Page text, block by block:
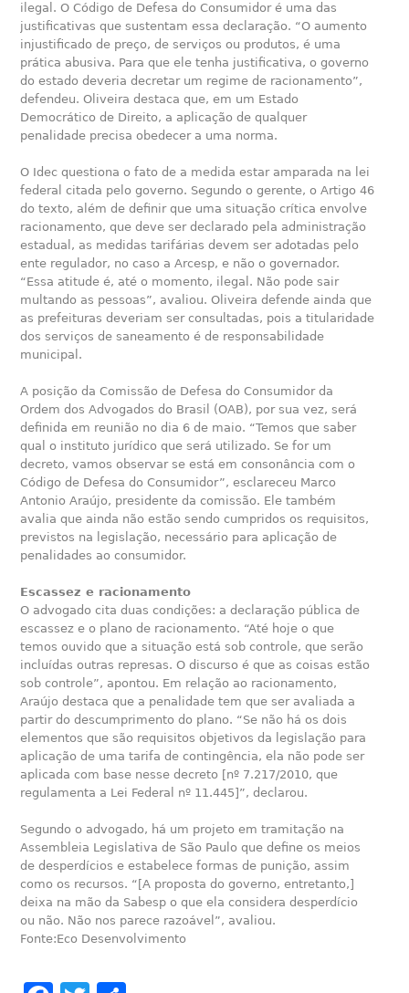
ilegal. O Código de Defesa do Consumidor é uma das
justificativas que sustentam essa declaração. “O aumento
injustificado de preço, de serviços ou produtos, é uma
prática abusiva. Para que ele tenha justificativa, o governo
do estado deveria decretar um regime de racionamento”,
defendeu. Oliveira destaca que, em um Estado
Democrático de Direito, a aplicação de qualquer
penalidade precisa obedecer a uma norma.
O Idec questiona o fato de a medida estar amparada na lei
federal citada pelo governo. Segundo o gerente, o Artigo 46
do texto, além de definir que uma situação crítica envolve
racionamento, que deve ser declarado pela administração
estadual, as medidas tarifárias devem ser adotadas pelo
ente regulador, no caso a Arcesp, e não o governador.
“Essa atitude é, até o momento, ilegal. Não pode sair
multando as pessoas”, avaliou. Oliveira defende ainda que
as prefeituras deveriam ser consultadas, pois a titularidade
dos serviços de saneamento é de responsabilidade
municipal.
A posição da Comissão de Defesa do Consumidor da
Ordem dos Advogados do Brasil (OAB), por sua vez, será
definida em reunião no dia 6 de maio. “Temos que saber
qual o instituto jurídico que será utilizado. Se for um
decreto, vamos observar se está em consonância com o
Código de Defesa do Consumidor”, esclareceu Marco
Antonio Araújo, presidente da comissão. Ele também
avalia que ainda não estão sendo cumpridos os requisitos,
previstos na legislação, necessário para aplicação de
penalidades ao consumidor.
Escassez e racionamento
O advogado cita duas condições: a declaração pública de
escassez e o plano de racionamento. “Até hoje o que
temos ouvido que a situação está sob controle, que serão
incluídas outras represas. O discurso é que as coisas estão
sob controle”, apontou. Em relação ao racionamento,
Araújo destaca que a penalidade tem que ser avaliada a
partir do descumprimento do plano. “Se não há os dois
elementos que são requisitos objetivos da legislação para
aplicação de uma tarifa de contingência, ela não pode ser
aplicada com base nesse decreto [nº 7.217/2010, que
regulamenta a Lei Federal nº 11.445]”, declarou.
Segundo o advogado, há um projeto em tramitação na
Assembleia Legislativa de São Paulo que define os meios
de desperdícios e estabelece formas de punição, assim
como os recursos. “[A proposta do governo, entretanto,]
deixa na mão da Sabesp o que ela considera desperdício
ou não. Não nos parece razoável”, avaliou.
Fonte:Eco Desenvolvimento